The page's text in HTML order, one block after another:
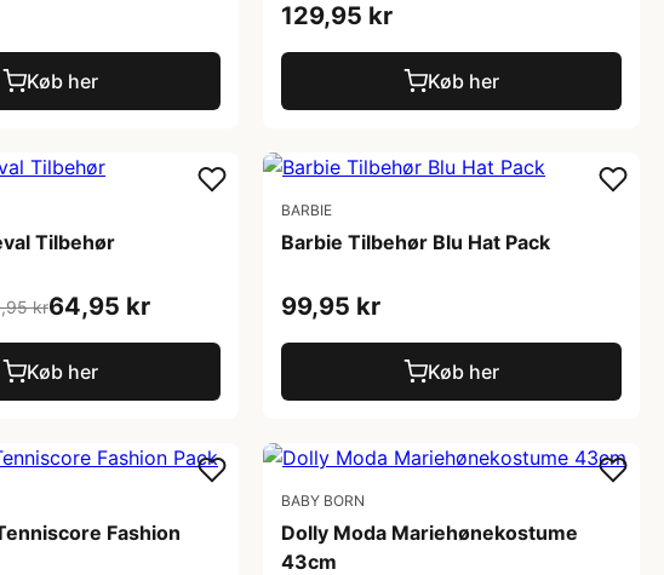
Køb her
129,95 kr
Køb her
Tilbehør
kr64,95 kr
Køb her
BARBIE
Barbie Tilbehør Blu Hat Pack
99,95 kr
Køb her
Fashion
BABY BORN
Dolly Moda Mariehønekostume
43cm